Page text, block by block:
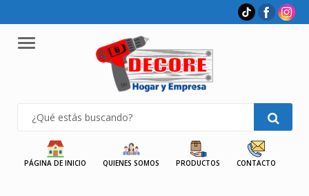
Menu
PÁGINA DE INICIO QUIENES SOMOS PRODUCTOS CONTACTO